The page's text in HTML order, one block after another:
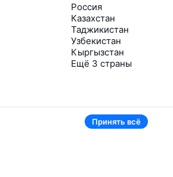
Россия
Казахстан
Таджикистан
Узбекистан
Кыргызстан
Ещё 3 страны
Принять всё